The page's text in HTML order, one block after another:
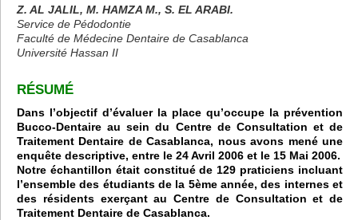
Z. AL JALIL, M. HAMZA M., S. EL ARABI.
Service de Pédodontie
Faculté de Médecine Dentaire de Casablanca
Université Hassan II
RÉSUMÉ
Dans l’objectif d’évaluer la place qu’occupe la prévention
Bucco-Dentaire au sein du Centre de Consultation et de
Traitement Dentaire de Casablanca, nous avons mené une
enquête descriptive, entre le 24 Avril 2006 et le 15 Mai 2006.
Notre échantillon était constitué de 129 praticiens incluant
l’ensemble des étudiants de la 5ème année, des internes et
des résidents exerçant au Centre de Consultation et de
Traitement Dentaire de Casablanca.